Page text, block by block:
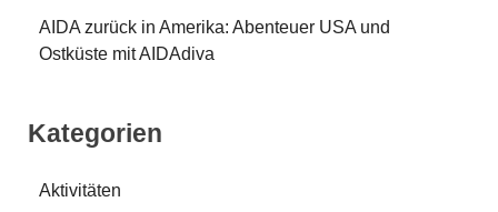
AIDA zurück in Amerika: Abenteuer USA und
Ostküste mit AIDAdiva
Kategorien
Aktivitäten